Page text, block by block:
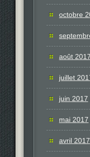
octobre
août 2017
juillet
juin 2017
mai 2017
avril 2017